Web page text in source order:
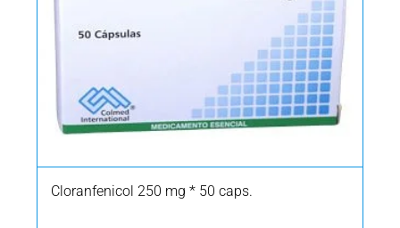
Cloranfenicol 250 mg * 50 caps.